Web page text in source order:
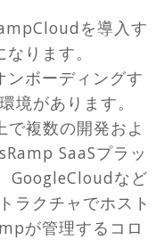
を導入す
ります。
ボーディングす
境があります。
複数の開発およ
SaaSプラッ
GoogleCloudなど
ラクチャでホスト
が管理するコロ